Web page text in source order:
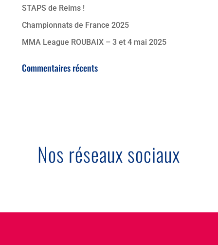
STAPS de Reims !
Championnats de France 2025
MMA League ROUBAIX – 3 et 4 mai 2025
Commentaires récents
Nos réseaux sociaux